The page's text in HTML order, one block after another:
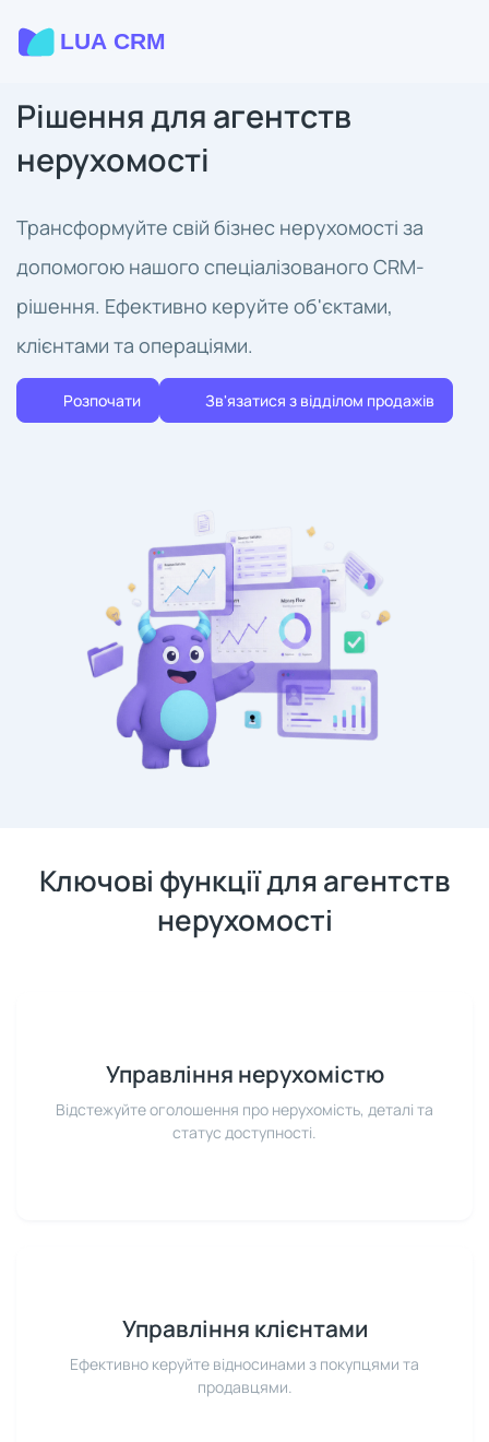
Рішення для агентств
нерухомості
Трансформуйте свій бізнес нерухомості за
допомогою нашого спеціалізованого CRM-
рішення. Ефективно керуйте об'єктами,
клієнтами та операціями.
Розпочати Зв'язатися з відділом продажів
Ключові функції для агентств
нерухомості
Управління нерухомістю
Відстежуйте оголошення про нерухомість, деталі та
статус доступності.
Управління клієнтами
Ефективно керуйте відносинами з покупцями та
продавцями.